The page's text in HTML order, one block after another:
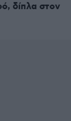
δίπλα στον